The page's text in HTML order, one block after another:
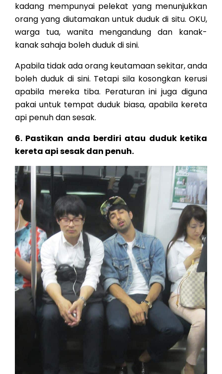
kadang mempunyai pelekat yang menunjukkan
orang yang diutamakan untuk duduk di situ. OKU,
warga tua, wanita mengandung dan kanak-
kanak sahaja boleh duduk di sini.
Apabila tidak ada orang keutamaan sekitar, anda
boleh duduk di sini. Tetapi sila kosongkan kerusi
apabila mereka tiba. Peraturan ini juga diguna
pakai untuk tempat duduk biasa, apabila kereta
api penuh dan sesak.
6. Pastikan anda berdiri atau duduk ketika
kereta api sesak dan penuh.